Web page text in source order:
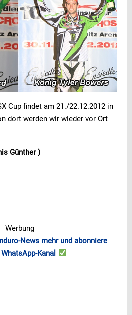
Cup findet am 21./22.12.2012 in
dort werden wir wieder vor Ort
Günther )
Werbung
News mehr und abonniere
Kanal